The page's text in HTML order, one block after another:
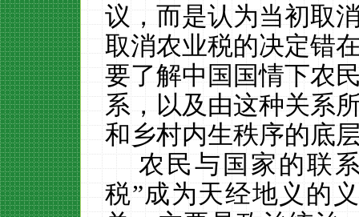
议，而是认为当初取
取消农业税的决定错
要了解中国国情下农
系，以及由这种关系
和乡村内生秩序的底
农民与国家的联
税”成为天经地义的